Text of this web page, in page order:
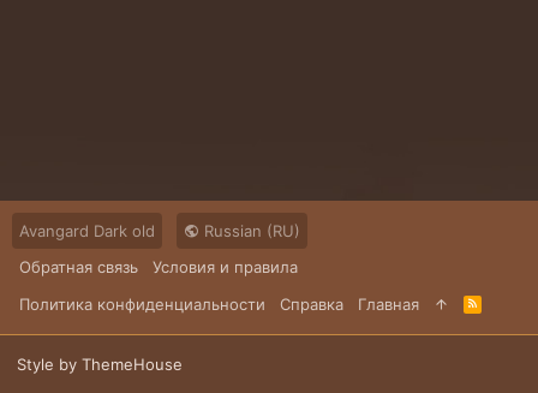
Avangard Dark old
Russian (RU)
Обратная связь
Условия и правила
Политика конфиденциальности
Справка Главная
R
S
S
Style by ThemeHouse